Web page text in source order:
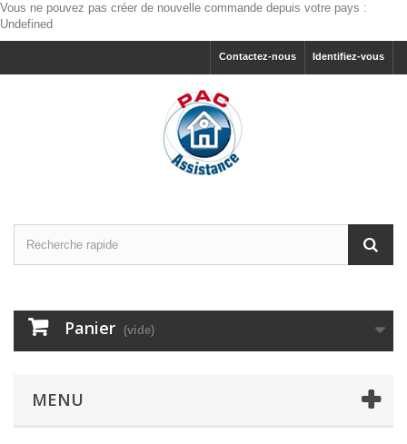
Vous ne pouvez pas créer de nouvelle commande depuis votre pays :
Undefined
Identifiez-vous
Contactez-nous
Panier (vide)
MENU